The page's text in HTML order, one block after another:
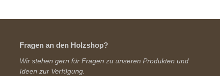
Fragen an den Holzshop?
Wir stehen gern für Fragen zu unseren Produkten und
Ideen zur Verfügung.